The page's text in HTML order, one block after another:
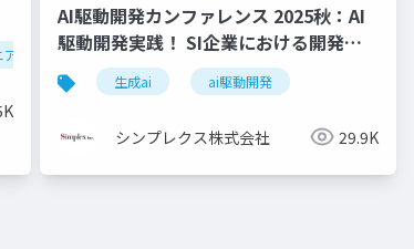
monolith アーキテクチャ ddd
フロントエンド バックエンド
AI駆動開発カンファレンス 2025秋：AI
駆動開発実践！ SI企業における開発プ
ロセス再設計の取り組み紹介
生成ai ai駆動開発
シンプレクス株式会社 29.9K